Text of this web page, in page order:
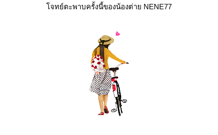
จทย์ตะพาบครั้งนี้ของน้องต่าย NENE77